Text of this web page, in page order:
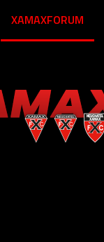
XAMAXFORUM